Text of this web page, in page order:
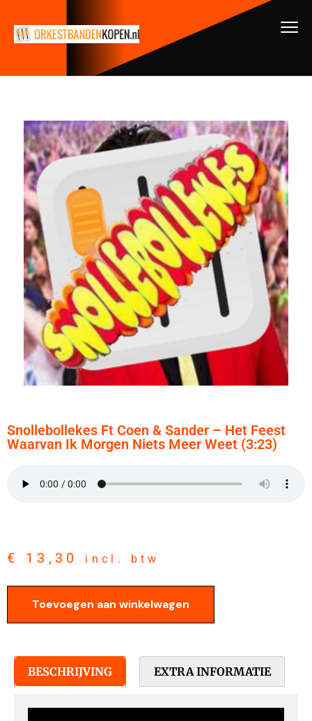
Snollebollekes Ft Coen & Sander – Het Feest
Waarvan Ik Morgen Niets Meer Weet (3:23)
€ 13,30 incl. btw
Toevoegen aan winkelwagen
BESCHRIJVING EXTRA INFORMATIE